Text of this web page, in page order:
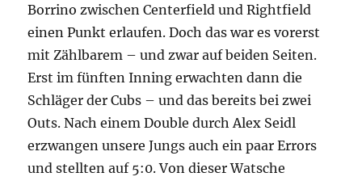
Borrino zwischen Centerfield und Rightfield
einen Punkt erlaufen. Doch das war es vorerst
mit Zählbarem – und zwar auf beiden Seiten.
Erst im fünften Inning erwachten dann die
Schläger der Cubs – und das bereits bei zwei
Outs. Nach einem Double durch Alex Seidl
erzwangen unsere Jungs auch ein paar Errors
und stellten auf 5:0. Von dieser Watsche